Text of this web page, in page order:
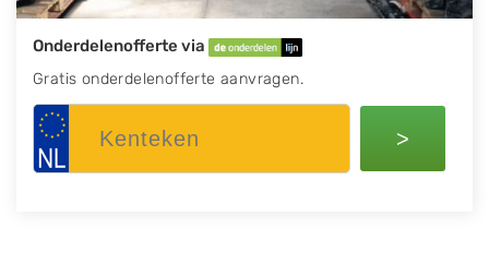
Onderdelenofferte via
Gratis onderdelenofferte aanvragen.
>